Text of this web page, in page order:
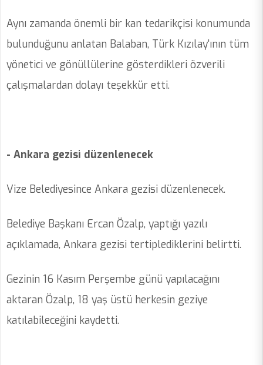
Aynı zamanda önemli bir kan tedarikçisi konumunda
bulunduğunu anlatan Balaban, Türk Kızılay'ının tüm
yönetici ve gönüllülerine gösterdikleri özverili
çalışmalardan dolayı teşekkür etti.
- Ankara gezisi düzenlenecek
Vize Belediyesince Ankara gezisi düzenlenecek.
Belediye Başkanı Ercan Özalp, yaptığı yazılı
açıklamada, Ankara gezisi tertiplediklerini belirtti.
Gezinin 16 Kasım Perşembe günü yapılacağını
aktaran Özalp, 18 yaş üstü herkesin geziye
katılabileceğini kaydetti.